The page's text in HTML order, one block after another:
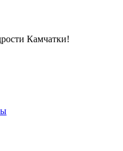
Камчатки!